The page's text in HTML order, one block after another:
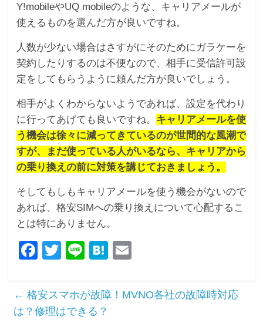
Y!mobileやUQ mobileのような、キャリアメールが
使えるものを選んだ方が良いですね。
人数が少ない場合はさすがにそのためにガラケーを
契約したりするのは不便なので、相手に受信許可設
定をしてもらうように頼んだ方が良いでしょう。
相手がよくわからないようであれば、設定を代わり
に行ってあげても良いですね。 キャリアメールを使
う機会は徐々に減ってきているのが世間的な風潮で
すが、まだ使っている人がいるなら、キャリアから
の乗り換えの前に対策を講じておきましょう。
そしてもしもキャリアメールを使う機会がないので
あれば、格安SIMへの乗り換えについて心配するこ
とは特にありません。
F
c
e
T
tt
er
Li
e
H
e
ail
← 格安スマホが故障！MVNO各社の故障時対応
は？修理はできる？